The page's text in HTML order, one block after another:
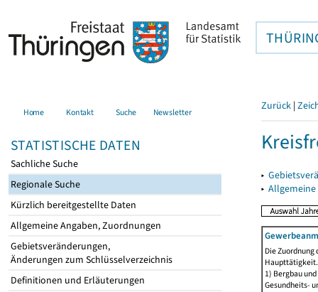
Home Kontakt Suche Newsletter
STATISTISCHE DATEN
Sachliche Suche
Regionale Suche
Kürzlich bereitgestellte Daten
Allgemeine Angaben, Zuordnungen
Gebietsveränderungen,
Änderungen zum Schlüsselverzeichnis
Definitionen und Erläuterungen
Zurück |
▸
▸
Die
Haupttätigkeit.
1) Bergbau
Gesundheits-